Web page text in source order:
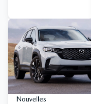
Nouvelles